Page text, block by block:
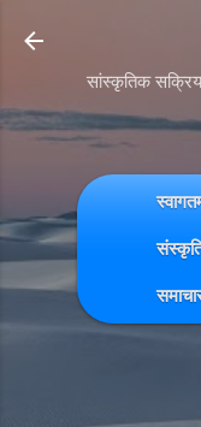
सांस्कृतिक